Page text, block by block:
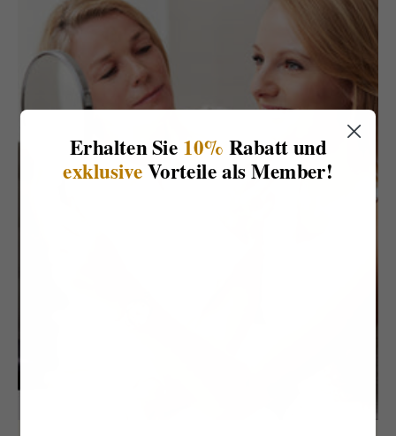
Erhalten Sie 10% Rabatt und
exklusiveVorteile als Member!